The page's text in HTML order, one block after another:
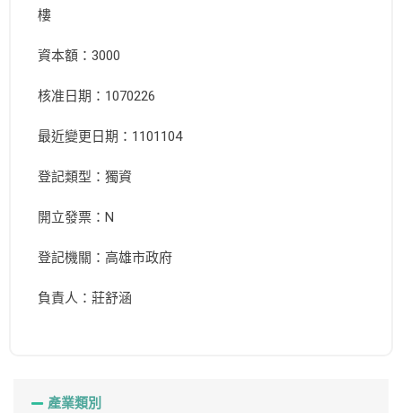
樓
資本額：3000
核准日期：1070226
最近變更日期：1101104
登記類型：獨資
開立發票：N
登記機關：高雄市政府
負責人：莊舒涵
產業類別